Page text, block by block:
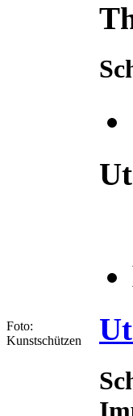
Foto:
Kunstschützen